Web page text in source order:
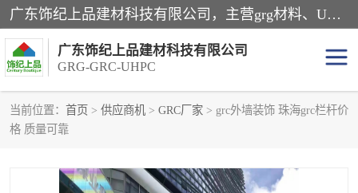
广东饰纪上品建材科技有限公司，主营grg材料、UHPC板、grc构件、uhpc幕墙板、grg厂家、grc厂家、uhpc厂家、GRG吊顶、grg石膏板、grg构件、外墙grc线条、grg造型、grg材料定制，uhpc高性能混凝土，uhpc构件，uhpc镂空挂板，grg材料生产厂家，广东grg厂家，广东grc厂家，联系方式*，2万平厂房，如果您对我公司的产品服务感兴趣，请联系我们。
广东饰纪上品建材科技有限公司
GRG-GRC-UHPC
当前位置： 首页 > 供应商机 > GRC厂家 > grc外墙装饰 珠海grc栏杆价
格 质量可靠
GRG构件
UHPC构件 发泡陶瓷装饰构件